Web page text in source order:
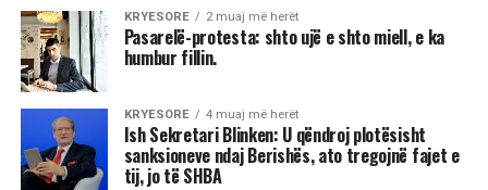
KRYESORE 2 muaj më herët
Pasarelë-protesta: shto ujë e shto miell, e ka
humbur fillin.
KRYESORE 4 muaj më herët
Ish Sekretari Blinken: U qëndroj plotësisht
sanksioneve ndaj Berishës, ato tregojnë fajet e
tij, jo të SHBA